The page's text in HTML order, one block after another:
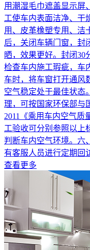
用潮湿毛巾遮盖显示屏
工使车内表面洁净、干
用、皮革橡塑专用、洁
后，关闭车辆门窗，封
晒，效果更好。封闭30
检查车内施工瑕疵，车
车时，将车窗打开通风
空气稳定处于最佳状态
理，可按国家环保部与
2011《乘用车内空气质
工验收可分别参照以上
判断车内空气环境。六
有客服人员进行定期回
查看更多